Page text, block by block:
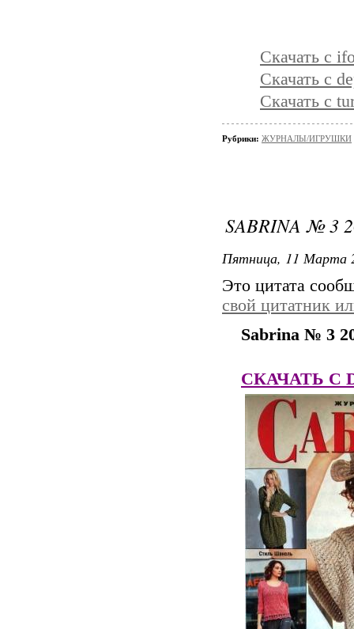
Скачать с
Скачать с
Скачать с
Рубрики: ЖУРНАЛЫ/ИГРУШКИ
SABRINA № 3
Пятница, 11 Марта
Это цитата
свой цитатник
Sabrina № 3
СКАЧАТЬ C